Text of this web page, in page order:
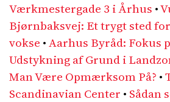
Værkmestergade 3 i Århus •
Bjørnbaksvej: Et trygt sted
vokse •Aarhus Byråd: Fokus
Udstykning af Grund i
Man Være Opmærksom På? •
Scandinavian Center • Sådan